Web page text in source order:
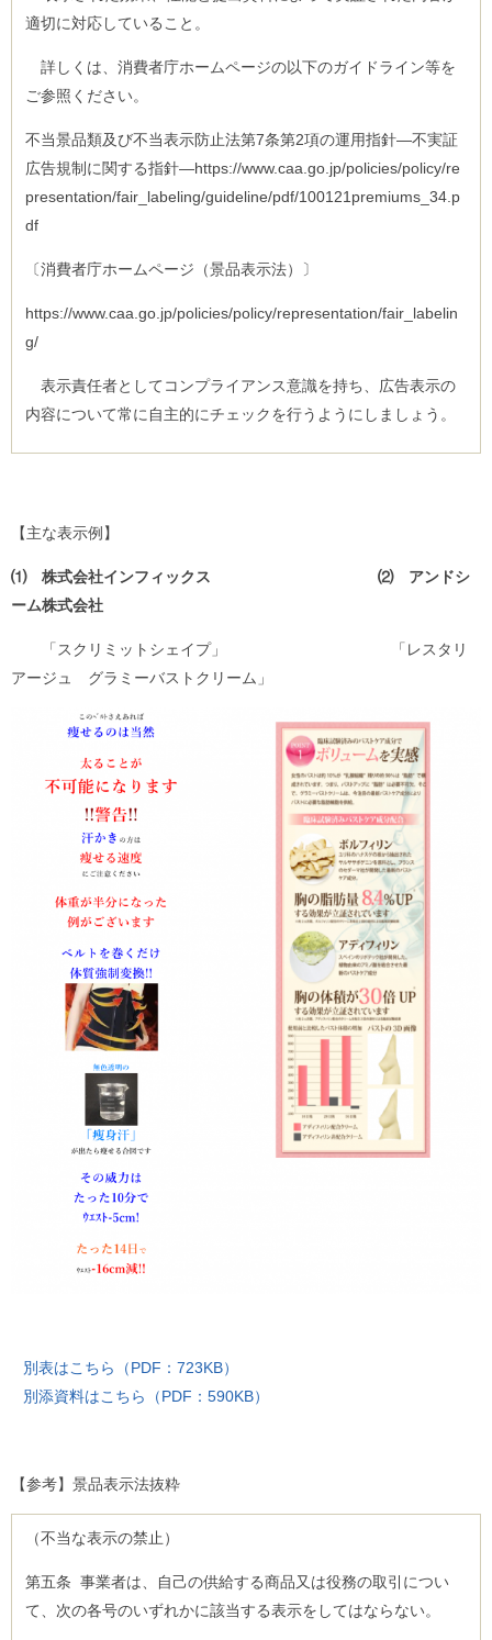
適切に対応していること。
詳しくは、消費者庁ホームページの以下のガイドライン等を
ご参照ください。
不当景品類及び不当表示防止法第7条第2項の運用指針―不実証
広告規制に関する指針―https://www.caa.go.jp/policies/policy/re
presentation/fair_labeling/guideline/pdf/100121premiums_34.p
df
〔消費者庁ホームページ（景品表示法）〕
https://www.caa.go.jp/policies/policy/representation/fair_labelin
g/
表示責任者としてコンプライアンス意識を持ち、広告表示の
内容について常に自主的にチェックを行うようにしましょう。
【主な表示例】
⑴ 株式会社インフィックス ⑵ アンドシ
ーム株式会社
「スクリミットシェイプ」 「レスタリ
アージュ グラミーバストクリーム」
別表はこちら（PDF：723KB）
別添資料はこちら（PDF：590KB）
【参考】景品表示法抜粋
（不当な表示の禁止）
第五条 事業者は、自己の供給する商品又は役務の取引につい
て、次の各号のいずれかに該当する表示をしてはならない。